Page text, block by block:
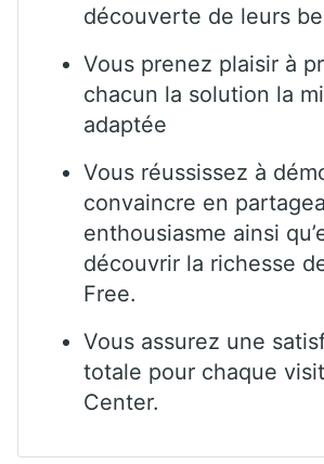
découverte de leurs
Vous prenez plaisir à
chacun la solution la
adaptée
Vous réussissez à
convaincre en
enthousiasme ainsi
découvrir la richesse
Free.
Vous assurez une
totale pour chaque
Center.